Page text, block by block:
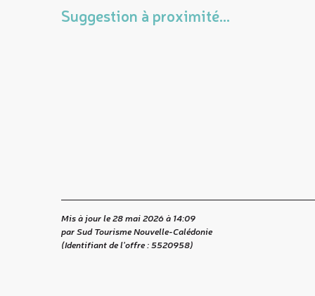
Suggestion à proximité...
Mis à jour le 28 mai 2026 à 14:09
par Sud Tourisme Nouvelle-Calédonie
(Identifiant de l'offre :5520958)